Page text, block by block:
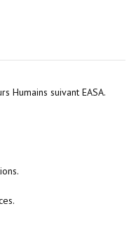
Humains suivant EASA.